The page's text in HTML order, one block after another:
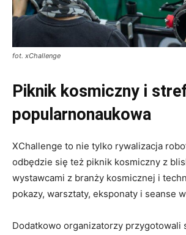
fot. xChallenge
Piknik kosmiczny i
popularnonaukowa
XChallenge to nie tylko rywalizacja
odbędzie się też piknik kosmiczny z
wystawcami z branży kosmicznej i
pokazy, warsztaty, eksponaty i seanse
Dodatkowo organizatorzy przygotowali